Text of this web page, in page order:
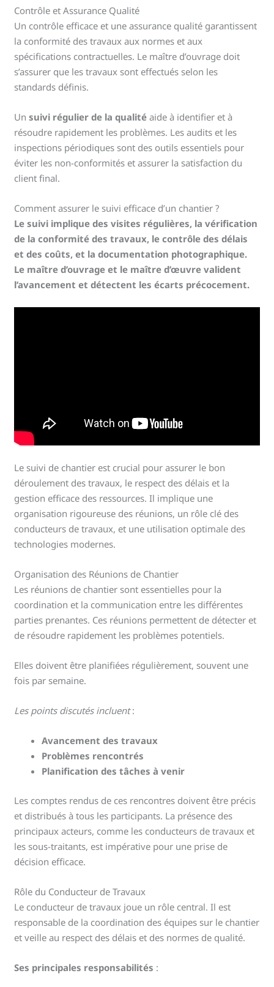
Contrôle et Assurance Qualité
Un contrôle efficace et une assurance qualité garantissent
la conformité des travaux aux normes et aux
spécifications contractuelles. Le maître d’ouvrage doit
s’assurer que les travaux sont effectués selon les
standards définis.
Unsuivi régulier de la qualité aide à identifier et à
résoudre rapidement les problèmes. Les audits et les
inspections périodiques sont des outils essentiels pour
éviter les non-conformités et assurer la satisfaction du
client final.
Comment assurer le suivi efficace d’un chantier ?
Le suivi implique des visites régulières, la vérification
de la conformité des travaux, le contrôle des délais
et des coûts, et la documentation photographique.
Le maître d’ouvrage et le maître d’œuvre valident
l’avancement et détectent les écarts précocement.
Le suivi de chantier est crucial pour assurer le bon
déroulement des travaux, le respect des délais et la
gestion efficace des ressources. Il implique une
organisation rigoureuse des réunions, un rôle clé des
conducteurs de travaux, et une utilisation optimale des
technologies modernes.
Organisation des Réunions de Chantier
Les réunions de chantier sont essentielles pour la
coordination et la communication entre les différentes
parties prenantes. Ces réunions permettent de détecter et
de résoudre rapidement les problèmes potentiels.
Elles doivent être planifiées régulièrement, souvent une
fois par semaine.
Les points discutés incluent:
Avancement des travaux
Problèmes rencontrés
Planification des tâches à venir
Les comptes rendus de ces rencontres doivent être précis
et distribués à tous les participants. La présence des
principaux acteurs, comme les conducteurs de travaux et
les sous-traitants, est impérative pour une prise de
décision efficace.
Rôle du Conducteur de Travaux
Le conducteur de travaux joue un rôle central. Il est
responsable de la coordination des équipes sur le chantier
et veille au respect des délais et des normes de qualité.
Ses principales responsabilités :